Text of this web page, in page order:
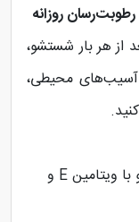
از هر بار شستشو،
آسیب‌های محیطی،
آبرسان، بازسازی‌کننده و تقویت مو با ویتامین E و